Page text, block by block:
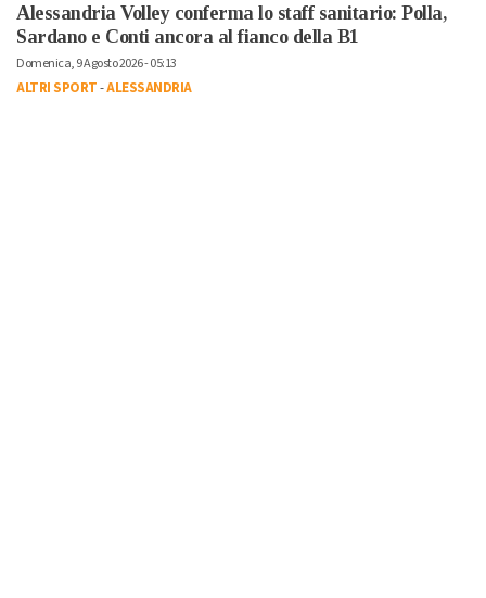
Alessandria Volley conferma lo staff sanitario: Polla,
Sardano e Conti ancora al fianco della B1
Domenica, 9 Agosto 2026 - 05:13
ALTRI SPORT-ALESSANDRIA